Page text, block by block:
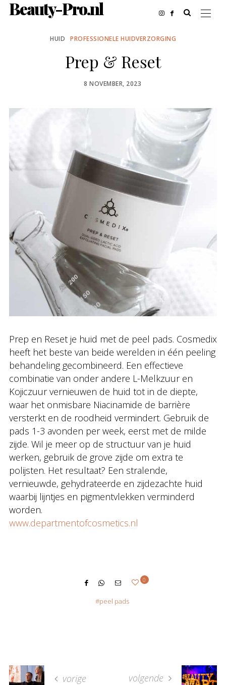
Beauty-Pro.nl
HUID PROFESSIONELE HUIDVERZORGING
Prep & Reset
POSTED
8 NOVEMBER, 2023
Prep en Reset je huid met de peel pads. Cosmedix
heeft het beste van beide werelden in één peeling
behandeling gecombineerd. Een effectieve
combinatie van onder andere L-Melkzuur en
Kojiczuur vernieuwen de huid tot in de diepte,
waar het onmisbare Niacinamide de barrière
versterkt en de roodheid vermindert. Gebruik de
pads 1-3 avonden per week, eerst met de milde
zijde. Wil je meer op de structuur van je huid
werken, gebruik de grove zijde om extra te
polijsten. Het resultaat? Een stralende,
vernieuwde, gehydrateerde en zijdezachte huid
waarbij lijntjes en pigmentvlekken verminderd
worden.
www.departmentofcosmetics.nl
0
peel pads
vorige volgende